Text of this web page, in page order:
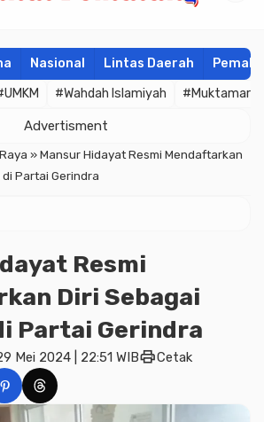
Nasional Lintas Daerah
#Wahdah Islamiyah #Muktamar
Advertisment
»Mansur Hidayat Resmi Mendaftarkan
Partai Gerindra
Resmi
Diri Sebagai
Partai Gerindra
Mei 2024 | 22:51 WIBprintCetak